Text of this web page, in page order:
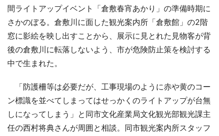
間ライトアップイベント「倉敷春宵あかり」の準備時期に
さかのぼる。倉敷川に面した観光案内所「倉敷館」の2階
窓に影絵を映し出すことから、展示に見とれた見物客が背
後の倉敷川に転落しないよう、市が危険防止策を検討する
中で生まれた。
「防護柵等は必要だが、工事現場のように赤や黄のコー
ン標識を並べてしまってはせっかくのライトアップが台無
しになってしまう」と同市文化産業局文化観光部観光課主
任の西村将典さんが周囲と相談。同市観光案内所スタッフ